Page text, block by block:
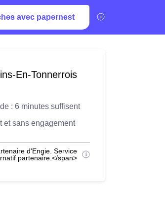
avec papernest
En-Tonnerrois
: 6 minutes suffisent
et sans engagement
d'Engie. Service
partenaire.</span>